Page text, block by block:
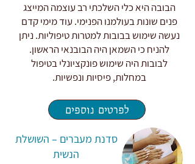
הבובה היא כלי השלכתי רב עוצמה המייצג
פנים שונות בעולמנו הפנימי. עוד מימי קדם
נעשה שימוש בבובות למטרות טיפוליות. ניתן
להניח כי השמאן היה הבובנאי הראשון.
לבובות היה שימוש פונקציונלי בטיפול
במחלות, פיסיות ונפשיות.
לפרטים נוספים
סדנת מעברים – השושלת
הנשית